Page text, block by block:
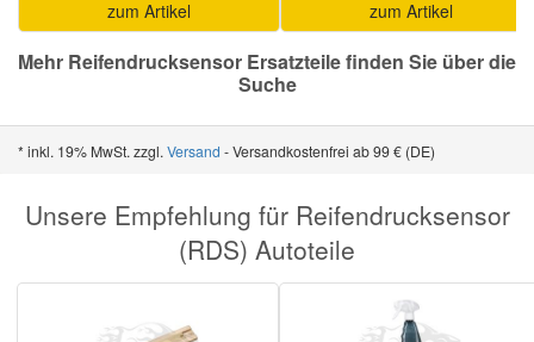
zum Artikel zum Artikel
Mehr Reifendrucksensor Ersatzteile finden Sie über die
Suche
* inkl. 19% MwSt. zzgl. Versand - Versandkostenfrei ab 99 € (DE)
Unsere Empfehlung für Reifendrucksensor
(RDS) Autoteile
Toyota Ersatzteile
Vauxhall Ersatzteile
Volvo Ersatzteile